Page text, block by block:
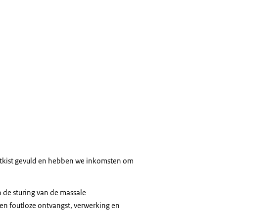
gevuld en hebben we inkomsten om
sturing van de massale
foutloze ontvangst, verwerking en